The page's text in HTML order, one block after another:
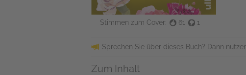
Stimmen zum Cover: 61 1
Sprechen Sie über dieses Buch? Dann
Zum Inhalt